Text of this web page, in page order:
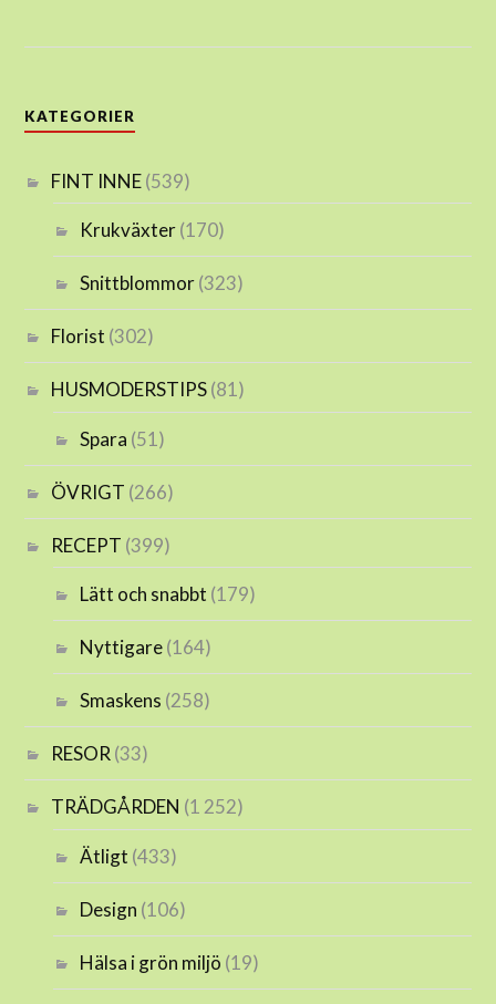
KATEGORIER
FINT INNE(539)
Krukväxter(170)
Snittblommor(323)
Florist (302)
HUSMODERSTIPS(81)
Spara (51)
ÖVRIGT (266)
RECEPT (399)
Lätt och snabbt (179)
Nyttigare(164)
Smaskens (258)
RESOR(33)
TRÄDGÅRDEN (1 252)
Ätligt (433)
Design (106)
Hälsa i grön miljö (19)